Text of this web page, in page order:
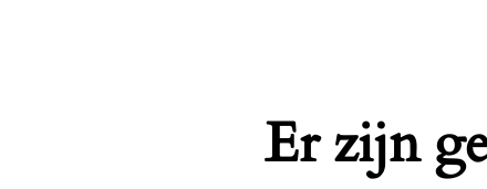
Er zijn